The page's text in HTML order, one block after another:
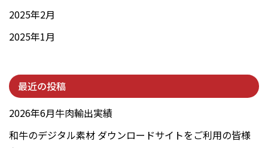
2025年2月
2025年1月
最近の投稿
2026年6月牛肉輸出実績
和牛のデジタル素材 ダウンロードサイトをご利用の皆様